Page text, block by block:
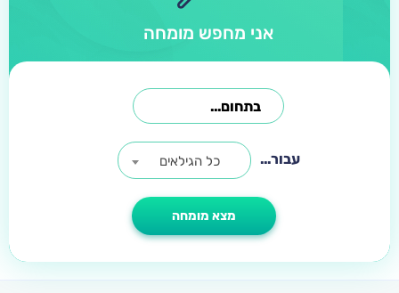
אני מחפש מומחה
עבור... כל הגילאים